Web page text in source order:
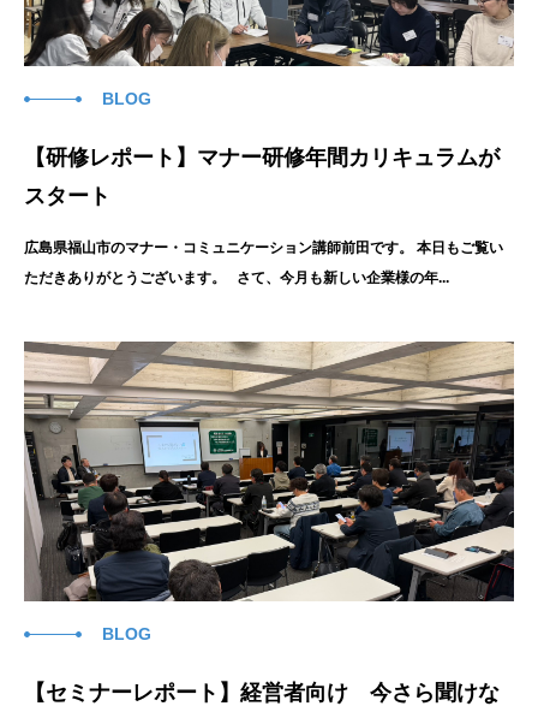
BLOG
【研修レポート】マナー研修年間カリキュラムが
スタート
広島県福山市のマナー・コミュニケーション講師前田です。 本日もご覧い
ただきありがとうございます。 さて、今月も新しい企業様の年...
BLOG
【セミナーレポート】経営者向け 今さら聞けな